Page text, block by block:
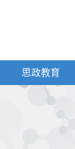
思政教育